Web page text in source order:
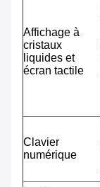
Affichage à
cristaux
liquides et
écran tactile
Clavier
numérique